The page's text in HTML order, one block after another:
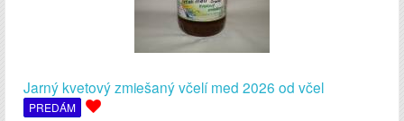
Jarný kvetový zmiešaný včelí med 2026 od včel
PREDÁM